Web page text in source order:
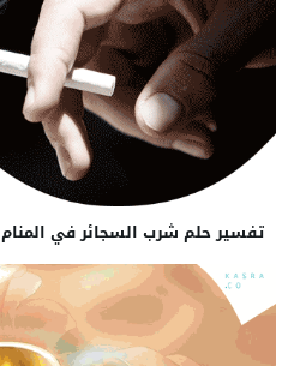
تفسير حلم شرب السجائر في المنام